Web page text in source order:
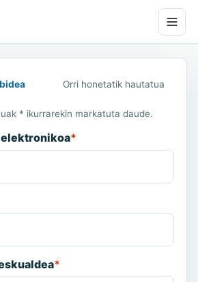
Orri honetatik hautatua
* ikurrarekin markatuta daude.
*
*